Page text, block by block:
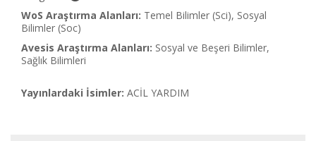
WoS Araştırma Alanları: Temel Bilimler (Sci), Sosyal
Bilimler (Soc)
Avesis Araştırma Alanları: Sosyal ve Beşeri Bilimler,
Sağlık Bilimleri
Yayınlardaki İsimler: ACİL YARDIM